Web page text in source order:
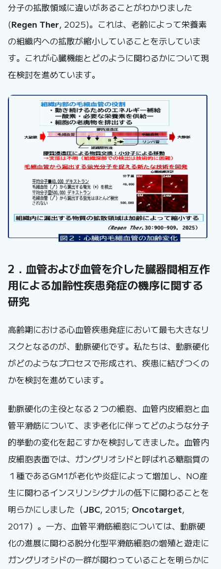
分子の拡散領域に違いがあることがわかりました
(Regen Ther, 2025)。これは、老齢によって栄養素
の組織内への拡散が縮小していることを示していま
す。これが心臓機能とどのように関わるかについて現
在検討を進めています。
2．血管および血管を介した臓器間相互作
用による加齢性疾患発症の機序に関する
研究
高齢期における心血管疾患発症において最も大きなリ
スクとなるのが、動脈硬化です。私たちは、動脈硬化
がどのようなプロセスで形成され、疾患に結びつくの
かを検討を進めています。
動脈硬化の主役となる２つの細胞、血管内皮細胞と血
管平滑筋について、まず老化に伴ってどのような分子
的挙動の変化を起こすかを検討してきました。血管内
皮細胞表面では、ガングリオシドと呼ばれる糖脂質の
１種であるGM1が老化や炎症によって増加し、NO産
生に関わるインスリンシグナルの低下に関わることを
明らかにしました（JBC, 2015; Oncotarget,
2017）。一方、血管平滑筋細胞については、動脈硬
化の進展に関わる脱分化型平滑筋細胞の増殖と遊走に
ガングリオシドの一群が関わっていることを明らかに